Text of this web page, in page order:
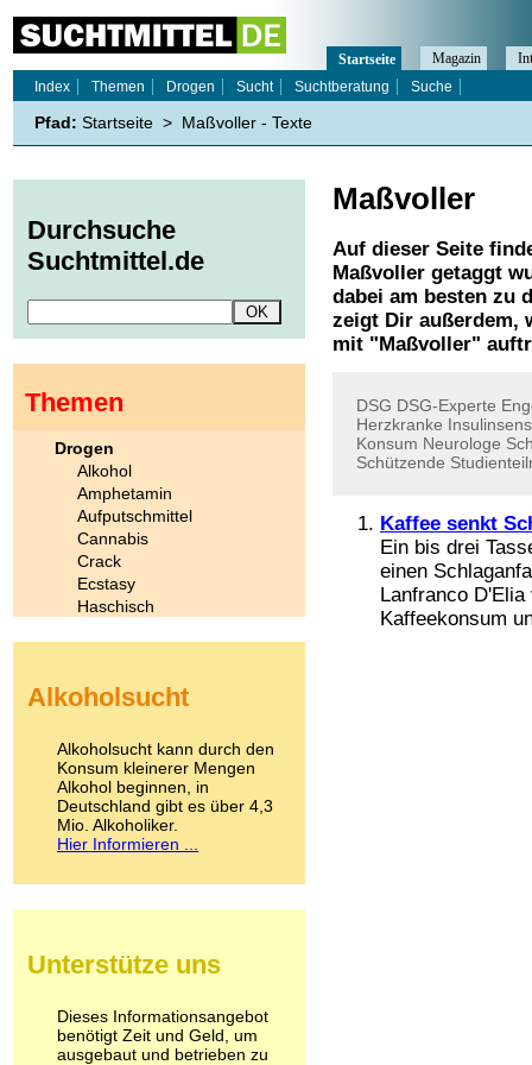
Maßvoller
Auf dieser Seite
Maßvoller getaggt
dabei am besten zu
zeigt Dir außerdem,
mit " Maßvoller"
DSG DSG-Experte
Herzkranke
Konsum Neurologe
Schützende
Kaffee senkt
Ein bis drei
einen
Lanfranco
Kaffeekonsum
Startseite Magazin
Index
Themen Drogen Sucht Suchtberatung Suche
Pfad: Startseite > Maßvoller - Texte
Durchsuche
Suchtmittel.de
Themen
Drogen
Alkohol
Amphetamin
Aufputschmittel
Cannabis
Crack
Ecstasy
Haschisch
Kokain
LSD
Marihuana
Medikamente
Meskalin
Metamphetamin
Methadon
Pilze
Psychopharmaka
Schlafmittel
Schmerzmittel
Alkoholsucht
Alkoholsucht kann durch den
Konsum kleinerer Mengen
Alkohol beginnen, in
Deutschland gibt es über 4,3
Mio. Alkoholiker.
Hier Informieren ...
Unterstütze uns
Dieses Informationsangebot
benötigt Zeit und Geld, um
ausgebaut und betrieben zu